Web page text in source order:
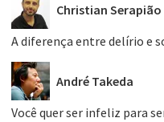
Christian Serapião
A diferença entre delírio e
André Takeda
Você quer ser infeliz para